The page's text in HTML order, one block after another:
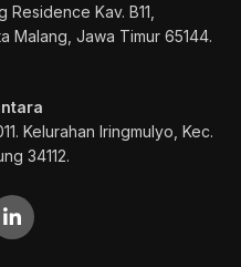
Residence Kav. B11,
Malang, Jawa Timur 65144.
Kelurahan Iringmulyo, Kec.
34112.